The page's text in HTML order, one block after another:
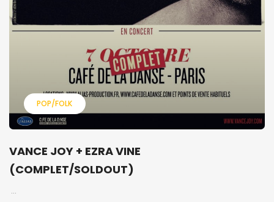
POP/FOLK
VANCE JOY + EZRA VINE
(COMPLET/SOLDOUT)
...